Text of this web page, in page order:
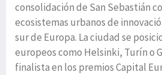
consolidación de San Sebastián
ecosistemas urbanos de
sur de Europa. La ciudad se
europeos como Helsinki, Turín o
finalista en los premios Capital